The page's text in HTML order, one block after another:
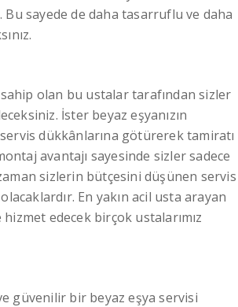
Bu sayede de daha tasarruflu ve daha
sahip olan bu ustalar tarafından sizler
İster beyaz eşyanızın
dükkânlarına götürerek tamiratı
avantajı sayesinde sizler sadece
sizlerin bütçesini düşünen servis
En yakın acil usta arayan
edecek birçok ustalarımız
güvenilir bir beyaz eşya servisi